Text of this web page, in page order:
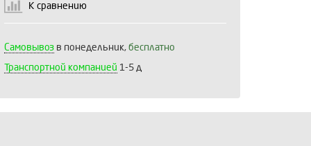
К сравнению
Самовывоз в понедельник, бесплатно
Транспортной компанией 1-5 д